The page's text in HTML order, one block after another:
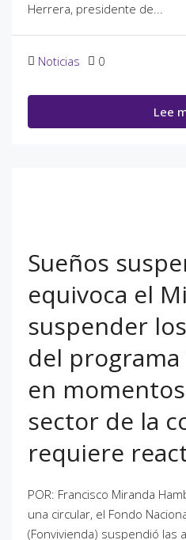
Herrera, presidente de...
Noticias 0
Lee
Sueños
equivoca el
suspender
del programa
en
sector de la
requiere
POR: Francisco Miranda
una circular, el Fondo
(Fonvivienda) suspendió las